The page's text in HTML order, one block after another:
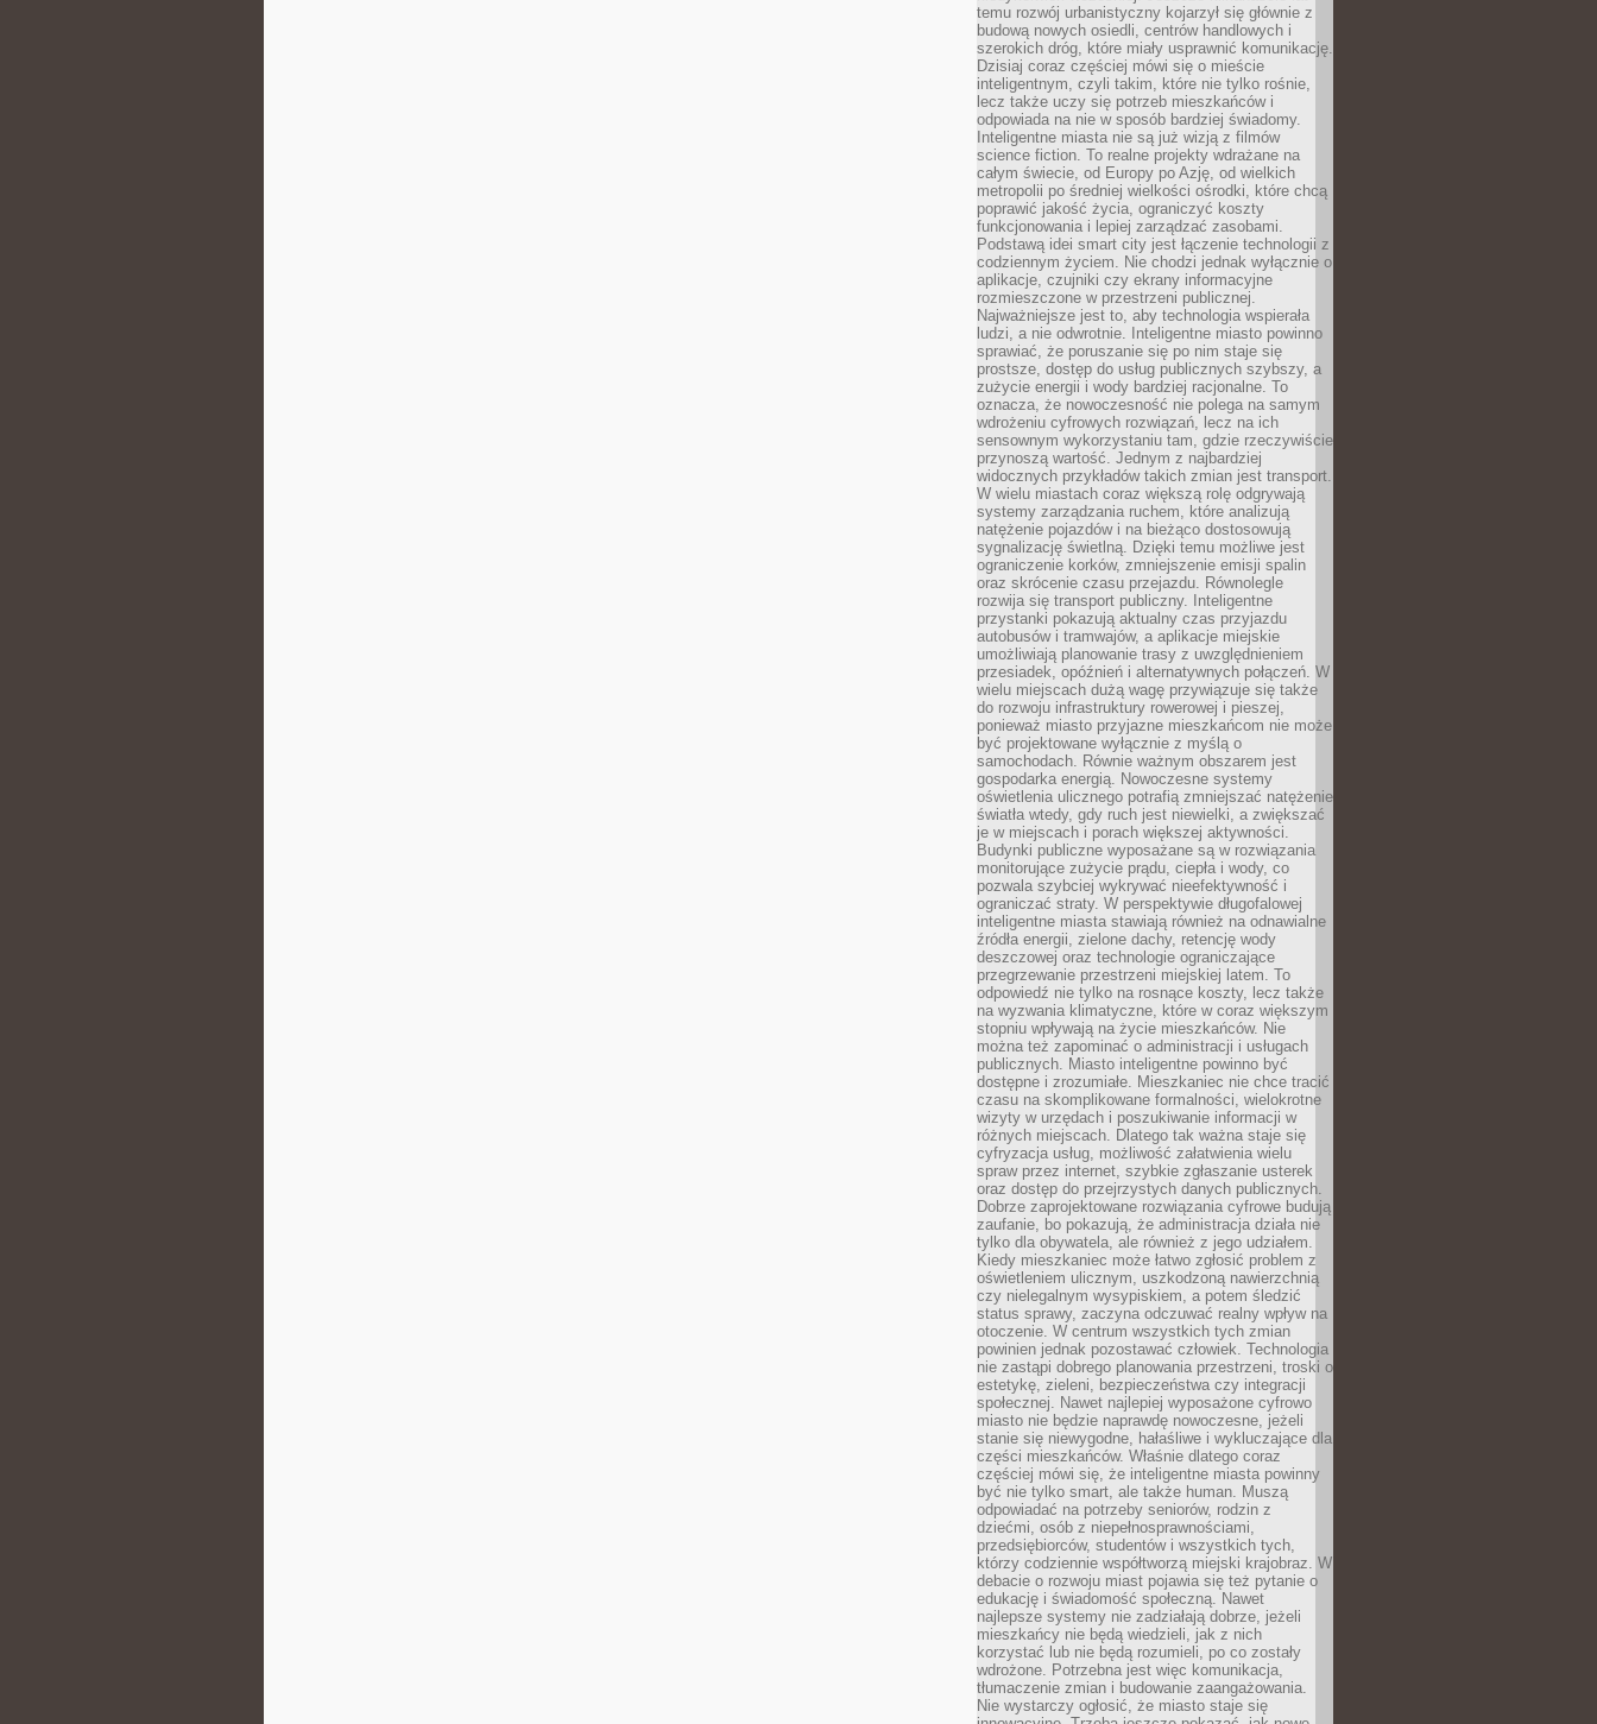
temu rozwój urbanistyczny kojarzył się głównie z
budową nowych osiedli, centrów handlowych i
szerokich dróg, które miały usprawnić komunikację.
Dzisiaj coraz częściej mówi się o mieście
inteligentnym, czyli takim, które nie tylko rośnie,
lecz także uczy się potrzeb mieszkańców i
odpowiada na nie w sposób bardziej świadomy.
Inteligentne miasta nie są już wizją z filmów
science fiction. To realne projekty wdrażane na
całym świecie, od Europy po Azję, od wielkich
metropolii po średniej wielkości ośrodki, które chcą
poprawić jakość życia, ograniczyć koszty
funkcjonowania i lepiej zarządzać zasobami.
Podstawą idei smart city jest łączenie technologii z
codziennym życiem. Nie chodzi jednak wyłącznie o
aplikacje, czujniki czy ekrany informacyjne
rozmieszczone w przestrzeni publicznej.
Najważniejsze jest to, aby technologia wspierała
ludzi, a nie odwrotnie. Inteligentne miasto powinno
sprawiać, że poruszanie się po nim staje się
prostsze, dostęp do usług publicznych szybszy, a
zużycie energii i wody bardziej racjonalne. To
oznacza, że nowoczesność nie polega na samym
wdrożeniu cyfrowych rozwiązań, lecz na ich
sensownym wykorzystaniu tam, gdzie rzeczywiście
przynoszą wartość. Jednym z najbardziej
widocznych przykładów takich zmian jest transport.
W wielu miastach coraz większą rolę odgrywają
systemy zarządzania ruchem, które analizują
natężenie pojazdów i na bieżąco dostosowują
sygnalizację świetlną. Dzięki temu możliwe jest
ograniczenie korków, zmniejszenie emisji spalin
oraz skrócenie czasu przejazdu. Równolegle
rozwija się transport publiczny. Inteligentne
przystanki pokazują aktualny czas przyjazdu
autobusów i tramwajów, a aplikacje miejskie
umożliwiają planowanie trasy z uwzględnieniem
przesiadek, opóźnień i alternatywnych połączeń. W
wielu miejscach dużą wagę przywiązuje się także
do rozwoju infrastruktury rowerowej i pieszej,
ponieważ miasto przyjazne mieszkańcom nie może
być projektowane wyłącznie z myślą o
samochodach. Równie ważnym obszarem jest
gospodarka energią. Nowoczesne systemy
oświetlenia ulicznego potrafią zmniejszać natężenie
światła wtedy, gdy ruch jest niewielki, a zwiększać
je w miejscach i porach większej aktywności.
Budynki publiczne wyposażane są w rozwiązania
monitorujące zużycie prądu, ciepła i wody, co
pozwala szybciej wykrywać nieefektywność i
ograniczać straty. W perspektywie długofalowej
inteligentne miasta stawiają również na odnawialne
źródła energii, zielone dachy, retencję wody
deszczowej oraz technologie ograniczające
przegrzewanie przestrzeni miejskiej latem. To
odpowiedź nie tylko na rosnące koszty, lecz także
na wyzwania klimatyczne, które w coraz większym
stopniu wpływają na życie mieszkańców. Nie
można też zapominać o administracji i usługach
publicznych. Miasto inteligentne powinno być
dostępne i zrozumiałe. Mieszkaniec nie chce tracić
czasu na skomplikowane formalności, wielokrotne
wizyty w urzędach i poszukiwanie informacji w
różnych miejscach. Dlatego tak ważna staje się
cyfryzacja usług, możliwość załatwienia wielu
spraw przez internet, szybkie zgłaszanie usterek
oraz dostęp do przejrzystych danych publicznych.
Dobrze zaprojektowane rozwiązania cyfrowe budują
zaufanie, bo pokazują, że administracja działa nie
tylko dla obywatela, ale również z jego udziałem.
Kiedy mieszkaniec może łatwo zgłosić problem z
oświetleniem ulicznym, uszkodzoną nawierzchnią
czy nielegalnym wysypiskiem, a potem śledzić
status sprawy, zaczyna odczuwać realny wpływ na
otoczenie. W centrum wszystkich tych zmian
powinien jednak pozostawać człowiek. Technologia
nie zastąpi dobrego planowania przestrzeni, troski o
estetykę, zieleni, bezpieczeństwa czy integracji
społecznej. Nawet najlepiej wyposażone cyfrowo
miasto nie będzie naprawdę nowoczesne, jeżeli
stanie się niewygodne, hałaśliwe i wykluczające dla
części mieszkańców. Właśnie dlatego coraz
częściej mówi się, że inteligentne miasta powinny
być nie tylko smart, ale także human. Muszą
odpowiadać na potrzeby seniorów, rodzin z
dziećmi, osób z niepełnosprawnościami,
przedsiębiorców, studentów i wszystkich tych,
którzy codziennie współtworzą miejski krajobraz. W
debacie o rozwoju miast pojawia się też pytanie o
edukację i świadomość społeczną. Nawet
najlepsze systemy nie zadziałają dobrze, jeżeli
mieszkańcy nie będą wiedzieli, jak z nich
korzystać lub nie będą rozumieli, po co zostały
wdrożone. Potrzebna jest więc komunikacja,
tłumaczenie zmian i budowanie zaangażowania.
Nie wystarczy ogłosić, że miasto staje się